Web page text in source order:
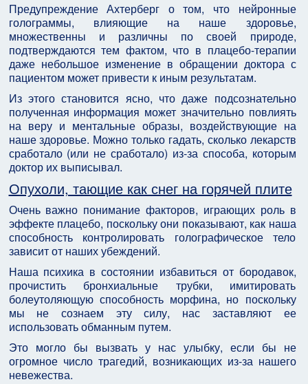
Предупреждение Ахтерберг о том, что нейронные
голограммы, влияющие на наше здоровье,
множественны и различны по своей природе,
подтверждаются тем фактом, что в плацебо-терапии
даже небольшое изменение в обращении доктора с
пациентом может привести к иным результатам.
Из этого становится ясно, что даже подсознательно
полученная информация может значительно повлиять
на веру и ментальные образы, воздействующие на
наше здоровье. Можно только гадать, сколько лекарств
сработало (или не сработало) из-за способа, которым
доктор их выписывал.
Опухоли, тающие как снег на горячей плите
Очень важно понимание факторов, играющих роль в
эффекте плацебо, поскольку они показывают, как наша
способность контролировать голографическое тело
зависит от наших убеждений.
Наша психика в состоянии избавиться от бородавок,
прочистить бронхиальные трубки, имитировать
болеутоляющую способность морфина, но поскольку
мы не сознаем эту силу, нас заставляют ее
использовать обманным путем.
Это могло бы вызвать у нас улыбку, если бы не
огромное число трагедий, возникающих из-за нашего
невежества.